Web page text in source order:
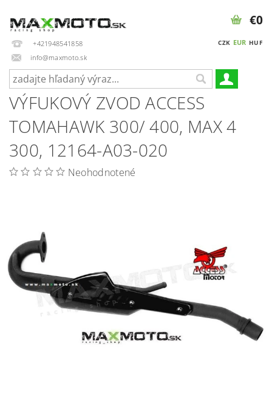
+421948541858
info@maxmoto.sk
CZK EUR HUF
€0
VÝFUKOVÝ ZVOD ACCESS
TOMAHAWK 300/ 400, MAX 4
300, 12164-A03-020
Neohodnotené